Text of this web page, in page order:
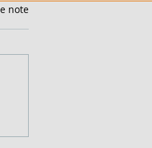
- COTE D'IVOIRE -
note